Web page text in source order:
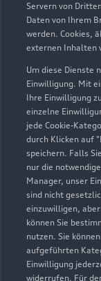
Servern von
Daten von Ihrem
werden. Cookies,
externen Inhalten
Um diese Dienste
Einwilligung. Mit
Ihre Einwilligung
einzelne
jede Cookie-
durch Klicken auf
speichern. Falls
nur die
Manager, unser
sind nicht
einzuwilligen,
können Sie
nutzen. Sie
aufgeführten
Einwilligung
widerrufen. Für
Wir
und